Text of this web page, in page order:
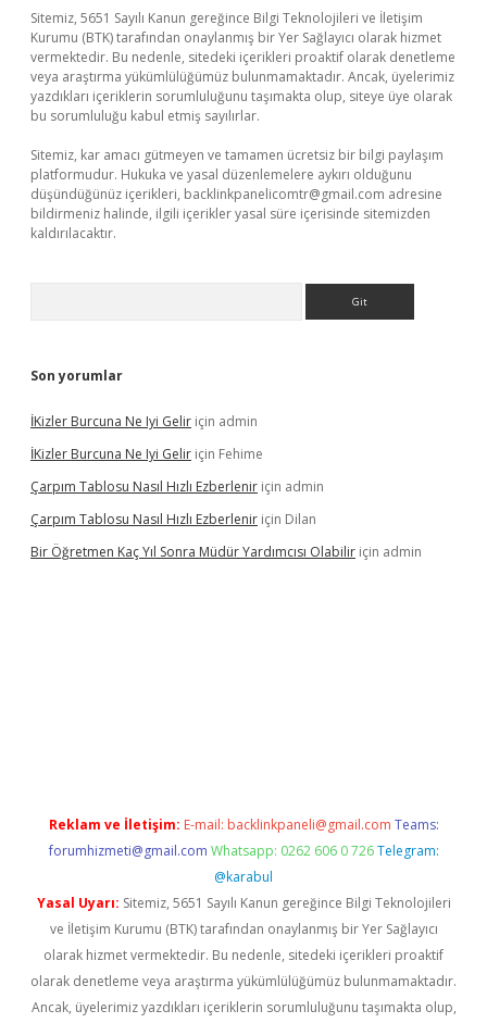
Sitemiz, 5651 Sayılı Kanun gereğince Bilgi Teknolojileri ve İletişim
Kurumu (BTK) tarafından onaylanmış bir Yer Sağlayıcı olarak hizmet
vermektedir. Bu nedenle, sitedeki içerikleri proaktif olarak denetleme
veya araştırma yükümlülüğümüz bulunmamaktadır. Ancak, üyelerimiz
yazdıkları içeriklerin sorumluluğunu taşımakta olup, siteye üye olarak
bu sorumluluğu kabul etmiş sayılırlar.
Sitemiz, kar amacı gütmeyen ve tamamen ücretsiz bir bilgi paylaşım
platformudur. Hukuka ve yasal düzenlemelere aykırı olduğunu
düşündüğünüz içerikleri, backlinkpanelicomtr@gmail.com adresine
bildirmeniz halinde, ilgili içerikler yasal süre içerisinde sitemizden
kaldırılacaktır.
Son yorumlar
İKizler Burcuna Ne Iyi Gelir için admin
İKizler Burcuna Ne Iyi Gelir için Fehime
Çarpım Tablosu Nasıl Hızlı Ezberlenir için admin
Çarpım Tablosu Nasıl Hızlı Ezberlenir için Dilan
Bir Öğretmen Kaç Yıl Sonra Müdür Yardımcısı Olabilir için admin
Reklam ve İletişim: E-mail: backlinkpaneli@gmail.com Teams:
forumhizmeti@gmail.com Whatsapp: 0262 606 0 726 Telegram:
@karabul
Yasal Uyarı: Sitemiz, 5651 Sayılı Kanun gereğince Bilgi Teknolojileri
ve İletişim Kurumu (BTK) tarafından onaylanmış bir Yer Sağlayıcı
olarak hizmet vermektedir. Bu nedenle, sitedeki içerikleri proaktif
olarak denetleme veya araştırma yükümlülüğümüz bulunmamaktadır.
Ancak, üyelerimiz yazdıkları içeriklerin sorumluluğunu taşımakta olup,